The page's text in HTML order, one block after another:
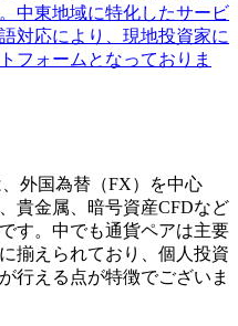
中東地域に特化したサービ
対応により、現地投資家に
フォームとなっておりま
外国為替（FX）を中心
貴金属、暗号資産CFDなど
す。中でも通貨ペアは主要
揃えられており、個人投資
行える点が特徴でございま